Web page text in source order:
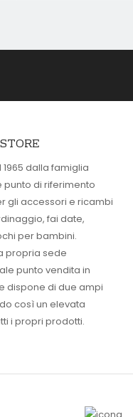
dalla famiglia
punto di riferimento
gli accessori e ricambi
fai date,
per bambini.
propria sede
punto vendita in
dispone di due ampi
così un elevata
i propri prodotti.